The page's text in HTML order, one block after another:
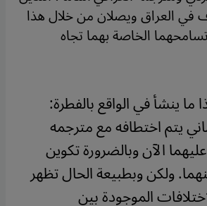
في العراق ويصلان من خلال هذا
الخاصة بهما تجاه
ما ينشأ في الواقع بالفطرة:
يتم اختطافه مع مترجمه
الآن وبالضرورة تكوين
ولكن وبطبيعة الحال تظهر
الموجودة بين